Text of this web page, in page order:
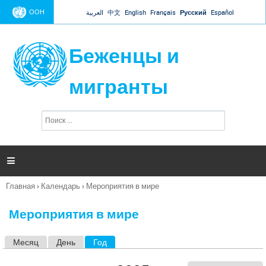
Jump to navigation
ООН العربية 中文 English Français Русский Español
Беженцы и
мигранты
п
и

Вы
Главная › Календарь › Мероприятия в мире
Мероприятия в мире
Месяц День Год